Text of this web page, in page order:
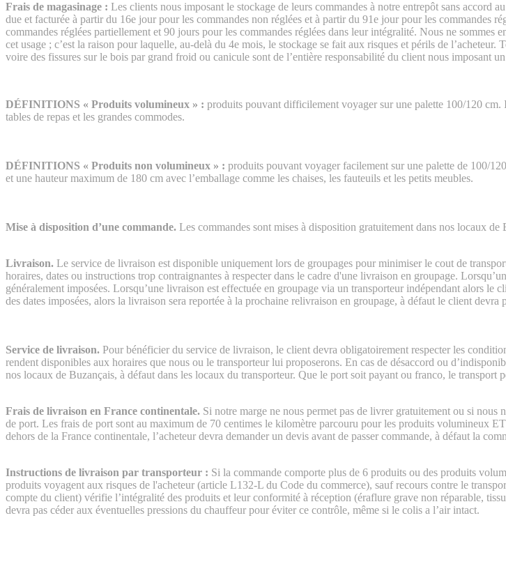
Frais de magasinage : Les clients nous imposant le stockage de leurs commandes à notre entrepôt sans accord
due et facturée à partir du 16e jour pour les commandes non réglées et à partir du 91e jour pour les commandes
commandes réglées partiellement et 90 jours pour les commandes réglées dans leur intégralité. Nous ne sommes
cet usage ; c’est la raison pour laquelle, au-delà du 4e mois, le stockage se fait aux risques et périls de
voire des fissures sur le bois par grand froid ou canicule sont de l’entière responsabilité du client nous imposant
DÉFINITIONS « Produits volumineux » : produits pouvant difficilement voyager sur une palette 100/120 cm.
tables de repas et les grandes commodes.
DÉFINITIONS « Produits non volumineux » : produits pouvant voyager facilement sur une palette de 100/
et une hauteur maximum de 180 cm avec l’emballage comme les chaises, les fauteuils et les petits meubles.
Mise à disposition d’une commande. Les commandes sont mises à disposition gratuitement dans nos locaux
Livraison. Le service de livraison est disponible uniquement lors de groupages pour minimiser le cout de
horaires, dates ou instructions trop contraignantes à respecter dans le cadre d'une livraison en groupage.
généralement imposées. Lorsqu’une livraison est effectuée en groupage via un transporteur indépendant alors
des dates imposées, alors la livraison sera reportée à la prochaine relivraison en groupage, à défaut le client
Service de livraison. Pour bénéficier du service de livraison, le client devra obligatoirement respecter les
rendent disponibles aux horaires que nous ou le transporteur lui proposerons. En cas de désaccord ou
nos locaux de Buzançais, à défaut dans les locaux du transporteur. Que le port soit payant ou franco, le transport
Frais de livraison en France continentale. Si notre marge ne nous permet pas de livrer gratuitement ou si
de port. Les frais de port sont au maximum de 70 centimes le kilomètre parcouru pour les produits volumineux
dehors de la France continentale, l’acheteur devra demander un devis avant de passer commande, à défaut la
Instructions de livraison par transporteur : Si la commande comporte plus de 6 produits ou des produits
produits voyagent aux risques de l'acheteur (article L132-L du Code du commerce), sauf recours contre le
compte du client) vérifie l’intégralité des produits et leur conformité à réception (éraflure grave non réparable,
devra pas céder aux éventuelles pressions du chauffeur pour éviter ce contrôle, même si le colis a l’air intact.